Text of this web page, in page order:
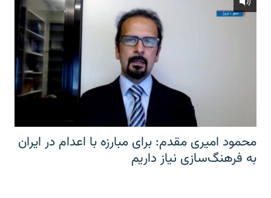
محمود امیری مقدم: برای مبارزه با اعدام در ایران
به فرهنگ‌سازی نیاز داریم